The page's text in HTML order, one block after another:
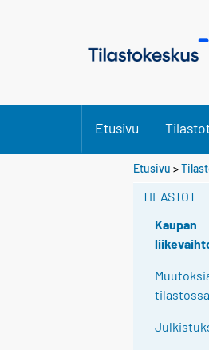
Etusivu
Etusivu >
TILASTOT
Kaupan
tilastossa